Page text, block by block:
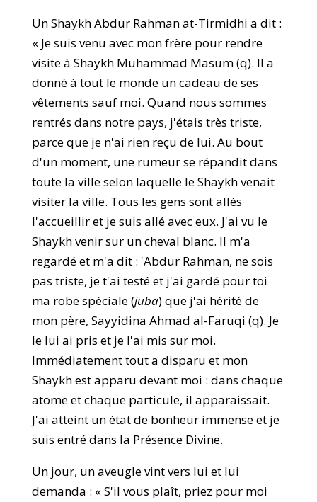
Un Shaykh Abdur Rahman at-Tirmidhi a dit :
« Je suis venu avec mon frère pour rendre
visite à Shaykh Muhammad Masum (q). Il a
donné à tout le monde un cadeau de ses
vêtements sauf moi. Quand nous sommes
rentrés dans notre pays, j'étais très triste,
parce que je n'ai rien reçu de lui. Au bout
d'un moment, une rumeur se répandit dans
toute la ville selon laquelle le Shaykh venait
visiter la ville. Tous les gens sont allés
l'accueillir et je suis allé avec eux. J'ai vu le
Shaykh venir sur un cheval blanc. Il m'a
regardé et m'a dit : 'Abdur Rahman, ne sois
pas triste, je t'ai testé et j'ai gardé pour toi
ma robe spéciale (juba) que j'ai hérité de
mon père, Sayyidina Ahmad al-Faruqi (q). Je
le lui ai pris et je l'ai mis sur moi.
Immédiatement tout a disparu et mon
Shaykh est apparu devant moi : dans chaque
atome et chaque particule, il apparaissait.
J'ai atteint un état de bonheur immense et je
suis entré dans la Présence Divine.
Un jour, un aveugle vint vers lui et lui
demanda : « S'il vous plaît, priez pour moi